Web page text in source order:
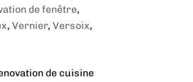
de fenêtre,
, Vernier, Versoix,
de cuisine